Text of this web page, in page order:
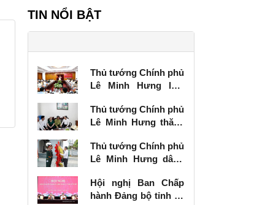
TIN NỔI BẬT
Thủ tướng Chính phủ
Lê Minh Hưng làm
vụ Tỉnh ủy Lạng Sơn
Thủ tướng Chính phủ
Lê Minh Hưng thăm,
binh tại Lạng Sơn
Thủ tướng Chính phủ
Lê Minh Hưng dâng
các Anh hùng liệt sĩ
tại Lạng Sơn
Hội nghị Ban Chấp
hành Đảng bộ tỉnh kỳ